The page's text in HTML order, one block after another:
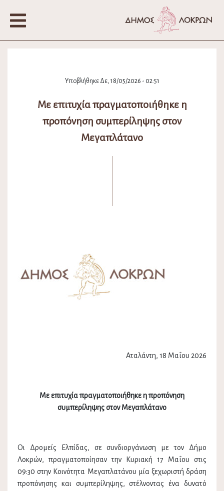
Υποβλήθηκε Δε, 18/05/2026 - 02:51
Με επιτυχία πραγματοποιήθηκε η
προπόνηση συμπερίληψης στον
Μεγαπλάτανο
Αταλάντη, 18 Μαΐου 2026
Με επιτυχία πραγματοποιήθηκε η προπόνηση
συμπερίληψης στον Μεγαπλάτανο
Οι Δρομείς Ελπίδας, σε συνδιοργάνωση με τον Δήμο
Λοκρών, πραγματοποίησαν την Κυριακή 17 Μαΐου στις
09:30 στην Κοινότητα Μεγαπλατάνου μία ξεχωριστή δράση
προπόνησης και συμπερίληψης, στέλνοντας ένα δυνατό